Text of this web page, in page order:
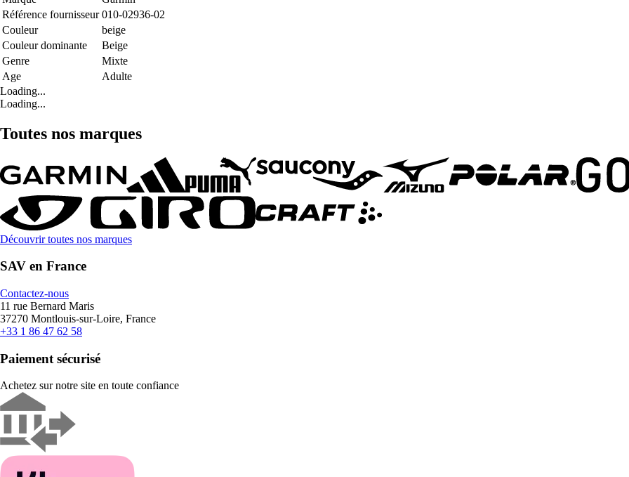
Référence fournisseur 010-02936-02
Couleur
beige
Couleur dominante
Beige
Genre
Mixte
Age
Adulte
Loading...
Loading...
Toutes nos marques
Découvrir toutes nos marques
SAV en France
Contactez-nous
11 rue Bernard Maris
37270 Montlouis-sur-Loire, France
+33 1 86 47 62 58
Paiement sécurisé
Achetez sur notre site en toute confiance